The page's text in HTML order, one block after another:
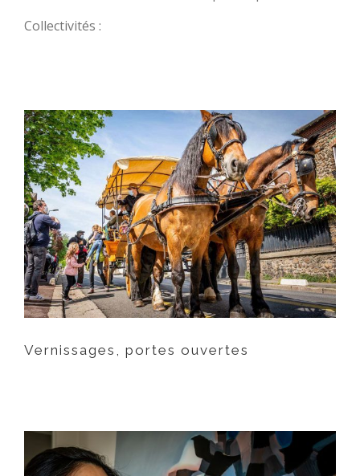
Collectivités :
Vernissages, portes ouvertes
Vernissages, portes ouvertes